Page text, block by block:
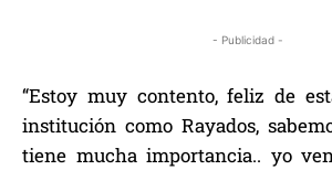
- Publicidad -
“Estoy muy contento, feliz de
institución como Rayados,
tiene mucha importancia.. yo